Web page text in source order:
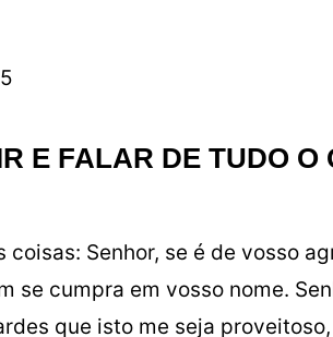
E FALAR DE TUDO O
coisas: Senhor, se é de vosso
se cumpra em vosso nome.
que isto me seja